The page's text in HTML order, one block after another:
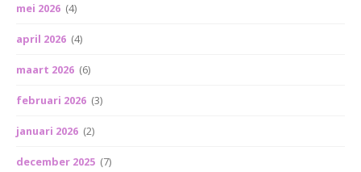
mei 2026 (4)
april 2026 (4)
maart 2026 (6)
februari 2026 (3)
januari 2026 (2)
december 2025 (7)